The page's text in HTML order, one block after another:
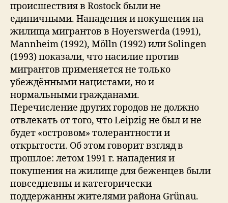
происшествия в Rostock были не
единичными. Нападения и покушения на
жилища мигрантов в Hoyerswerda (1991),
Mannheim (1992), Mölln (1992) или Solingen
(1993) показали, что насилие против
мигрантов применяется не только
убеждёнными нацистами, но и
нормальными гражданами.
Перечисление других городов не должно
отвлекать от того, что Leipzig не был и не
будет «островом» толерантности и
открытости. Об этом говорит взгляд в
прошлое: летом 1991 г. нападения и
покушения на жилище для беженцев были
повседневны и категорически
поддержанны жителями района Grünau.